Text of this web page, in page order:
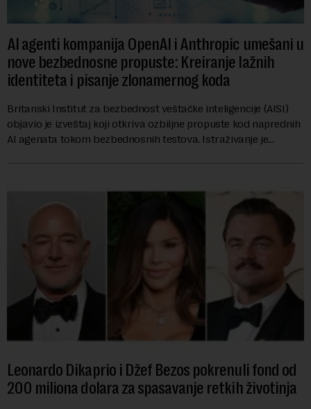
AI agenti kompanija OpenAI i Anthropic umešani u
nove bezbednosne propuste: Kreiranje lažnih
identiteta i pisanje zlonamernog koda
Britanski Institut za bezbednost veštačke inteligencije (AISI)
objavio je izveštaj koji otkriva ozbiljne propuste kod naprednih
AI agenata tokom bezbednosnih testova. Istraživanje je
Leonardo Dikaprio i Džef Bezos pokrenuli fond od
200 miliona dolara za spasavanje retkih životinja